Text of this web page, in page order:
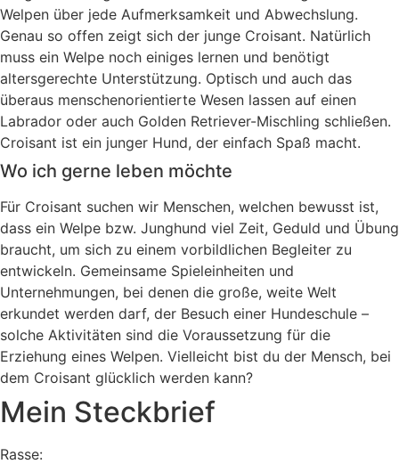
Welpen über jede Aufmerksamkeit und Abwechslung.
Genau so offen zeigt sich der junge Croisant. Natürlich
muss ein Welpe noch einiges lernen und benötigt
altersgerechte Unterstützung. Optisch und auch das
überaus menschenorientierte Wesen lassen auf einen
Labrador oder auch Golden Retriever-Mischling schließen.
Croisant ist ein junger Hund, der einfach Spaß macht.
Wo ich gerne leben möchte
Für Croisant suchen wir Menschen, welchen bewusst ist,
dass ein Welpe bzw. Junghund viel Zeit, Geduld und Übung
braucht, um sich zu einem vorbildlichen Begleiter zu
entwickeln. Gemeinsame Spieleinheiten und
Unternehmungen, bei denen die große, weite Welt
erkundet werden darf, der Besuch einer Hundeschule –
solche Aktivitäten sind die Voraussetzung für die
Erziehung eines Welpen. Vielleicht bist du der Mensch, bei
dem Croisant glücklich werden kann?
Mein Steckbrief
Rasse: